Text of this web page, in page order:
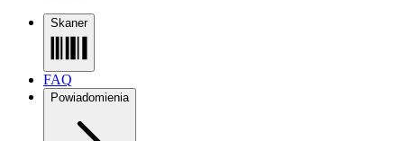
Skaner
FAQ
Powiadomienia